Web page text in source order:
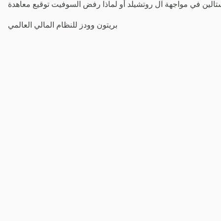
في مواجهة آل روتشيلد أو لماذا رفض السوفيت توقيع معاهدة
بريتون وودز للنظام المالي العالمي